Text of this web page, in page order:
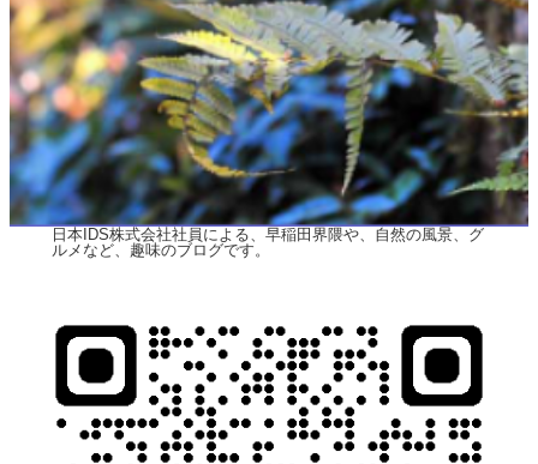
日本IDS株式会社社員による、早稲田界隈や、自然の風景、グ
ルメなど、趣味のブログです。